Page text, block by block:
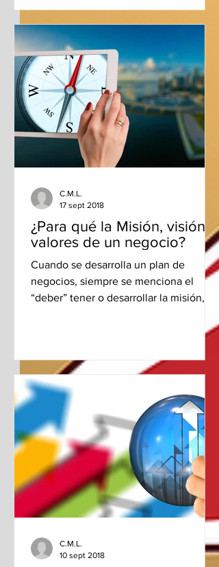
¿Para qué la Misión, visión y
valores de un negocio?
Cuando se desarrolla un plan de
negocios, siempre se menciona el
“deber” tener o desarrollar la misión,
C.M.L.
17 sept 2018
C.M.L.
10 sept 2018